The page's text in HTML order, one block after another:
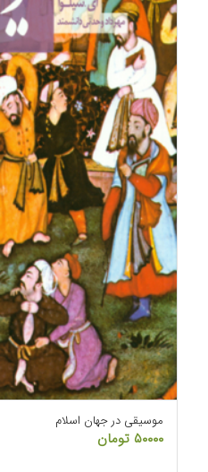
موسیقی در جهان اسلام
۵۰۰۰۰ تومان